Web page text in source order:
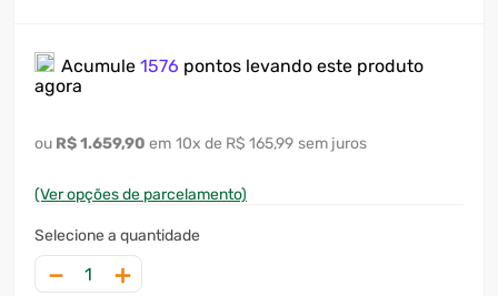
Acumule 1576 pontos levando este produto
agora
R$1.659,90 10x R$ 165,99 sem juros
(Ver opções de parcelamento)
＋
－